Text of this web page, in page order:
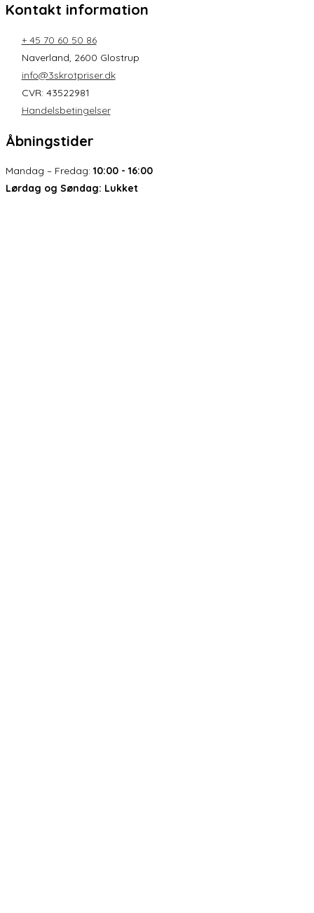
Kontakt information
+ 45 70 60 50 86
Naverland, 2600 Glostrup
info@3skrotpriser.dk
CVR: 43522981
Handelsbetingelser
Åbningstider
Mandag – Fredag: 10:00 - 16:00
Lørdag og Søndag: Lukket